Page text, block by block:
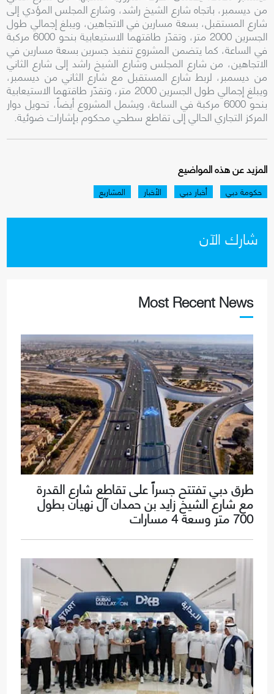
من ديسمبر، باتجاه شارع الشيخ راشد، وشارع المجلس المؤدي إلى
شارع المستقبل، بسعة مسارين في الاتجاهين، ويبلغ إجمالي طول
الجسرين 2000 متر، وتقدّر طاقتهما الاستيعابية بنحو 6000 مركبة
في الساعة، كما يتضمن المشروع تنفيذ جسرين بسعة مسارين في
الاتجاهين، من شارع المجلس وشارع الشيخ راشد إلى شارع الثاني
من ديسمبر، لربط شارع المستقبل مع شارع الثاني من ديسمبر،
ويبلغ إجمالي طول الجسرين 2000 متر، وتقدّر طاقتهما الاستيعابية
بنحو 6000 مركبة في الساعة، ويشمل المشروع أيضاً، تحويل دوار
المركز التجاري الحالي إلى تقاطع سطحي محكوم بإشارات ضوئية.
المزيد عن هذه المواضيع
حكومة دبي أخبار دبي الأخبار المشاريع
شارك الآن
Most Recent News
طرق دبي تفتتح جسراً على تقاطع شارع القدرة
مع شارع الشيخ زايد بن حمدان آل نهيان بطول
700 متر وسعة 4 مسارات